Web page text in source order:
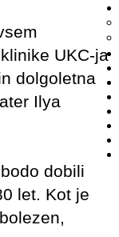
UKC-ja
dolgoletna
Ilya
dobili
let. Kot je